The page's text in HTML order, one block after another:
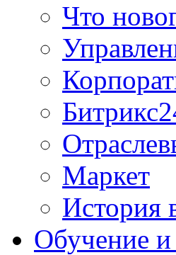
Что
Маркет
История
Обучение